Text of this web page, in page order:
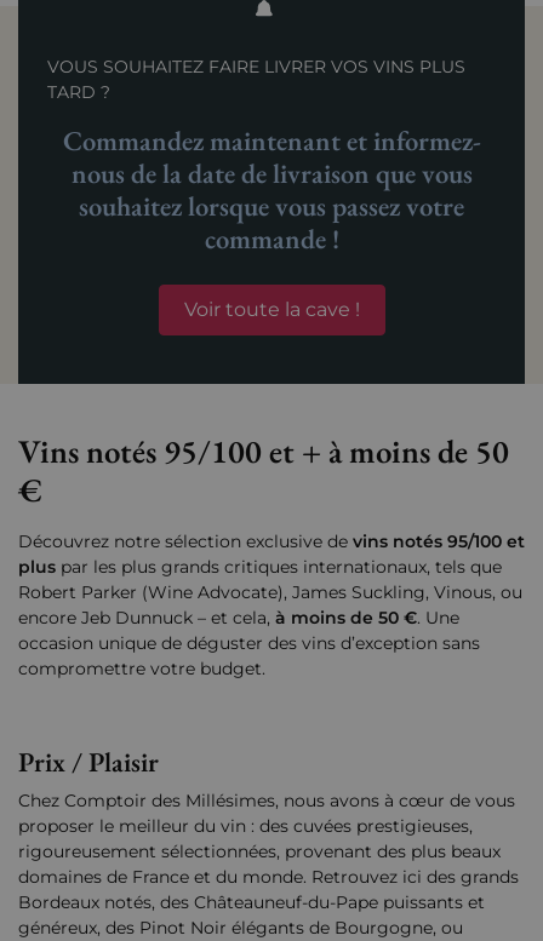
VOUS SOUHAITEZ FAIRE LIVRER VOS VINS PLUS
TARD ?
Commandez maintenant et informez-
nous de la date de livraison que vous
souhaitez lorsque vous passez votre
commande !
Voir toute la cave !
Vins notés 95/100 et + à moins de 50
€
Découvrez notre sélection exclusive de vins notés 95/100 et
plus par les plus grands critiques internationaux, tels que
Robert Parker (Wine Advocate), James Suckling, Vinous, ou
encore Jeb Dunnuck – et cela, à moins de 50 €. Une
occasion unique de déguster des vins d’exception sans
compromettre votre budget.
Prix / Plaisir
Chez Comptoir des Millésimes, nous avons à cœur de vous
proposer le meilleur du vin : des cuvées prestigieuses,
rigoureusement sélectionnées, provenant des plus beaux
domaines de France et du monde. Retrouvez ici des grands
Bordeaux notés, des Châteauneuf-du-Pape puissants et
généreux, des Pinot Noir élégants de Bourgogne, ou